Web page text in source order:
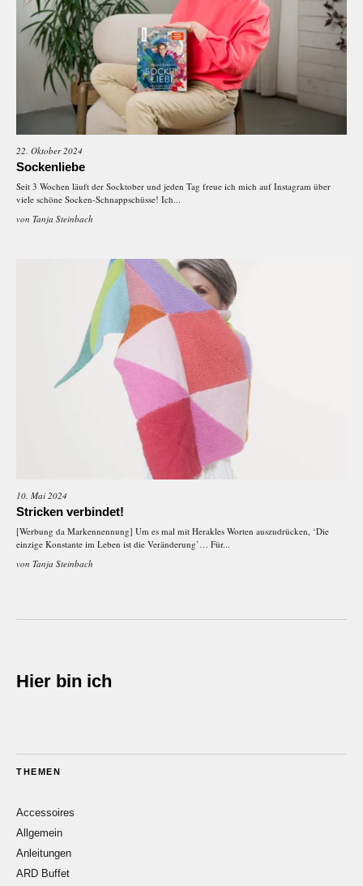
22. Oktober 2024
Sockenliebe
Seit 3 Wochen läuft der Socktober und jeden Tag freue ich mich auf Instagram über
viele schöne Socken-Schnappschüsse! Ich...
von Tanja Steinbach
10. Mai 2024
Stricken verbindet!
[Werbung da Markennennung] Um es mal mit Herakles Worten auszudrücken, ‘Die
einzige Konstante im Leben ist die Veränderung’… Für...
von Tanja Steinbach
Hier bin ich
THEMEN
Accessoires
Allgemein
Anleitungen
ARD Buffet